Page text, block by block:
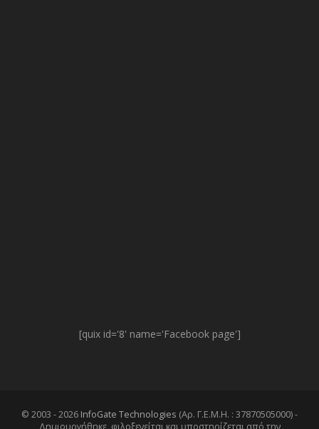
[quix id='8' name='Facebook page']
© 2003 - 2026 InfoGate Technologies (Αρ. Γ.Ε.Μ.Η. : 37870505000) -